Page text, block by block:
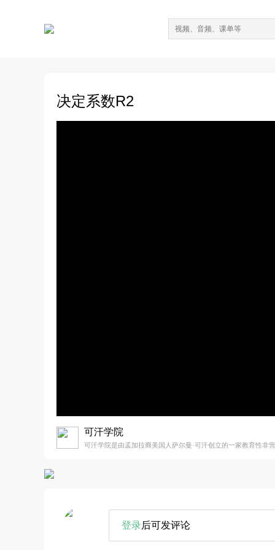
决定系数R2
可汗学院
可汗学院是由孟加拉裔美国人萨尔曼·可汗创立的一家教育性非营
登录后可发评论